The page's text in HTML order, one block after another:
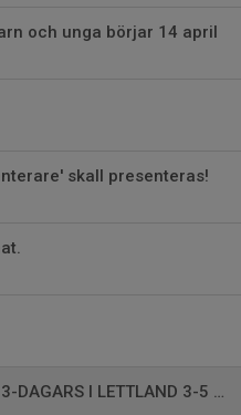
och unga börjar 14 april
skall presenteras!
KLUBBRESA TILL KAPA 3-DAGARS I LETTLAND 3-5 JULI